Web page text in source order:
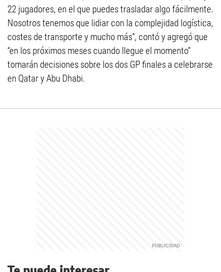
22 jugadores, en el que puedes trasladar algo fácilmente.
Nosotros tenemos que lidiar con la complejidad logística,
costes de transporte y mucho más”, contó y agregó que
“en los próximos meses cuando llegue el momento”
tomarán decisiones sobre los dos GP finales a celebrarse
en Qatar y Abu Dhabi.